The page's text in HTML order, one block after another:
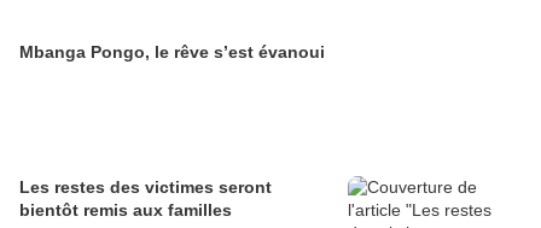
Mbanga Pongo, le rêve s’est évanoui
Les restes des victimes seront
bientôt remis aux familles